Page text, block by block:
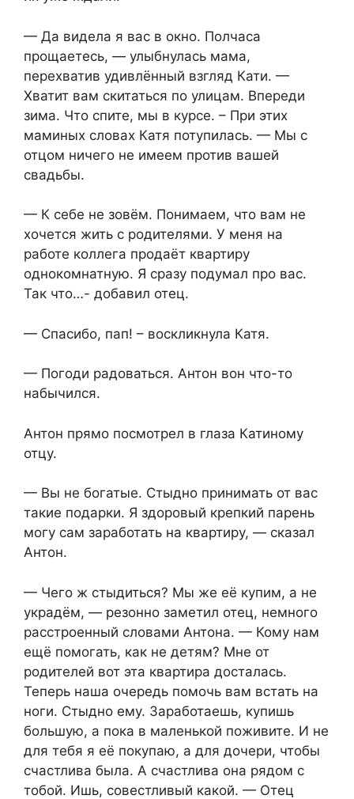
— Да видела я вас в окно. Полчаса
прощаетесь, — улыбнулась мама,
перехватив удивлённый взгляд Кати. —
Хватит вам скитаться по улицам. Впереди
зима. Что спите, мы в курсе. – При этих
маминых словах Катя потупилась. — Мы с
отцом ничего не имеем против вашей
свадьбы.
— К себе не зовём. Понимаем, что вам не
хочется жить с родителями. У меня на
работе коллега продаёт квартиру
однокомнатную. Я сразу подумал про вас.
Так что…- добавил отец.
— Спасибо, пап! – воскликнула Катя.
— Погоди радоваться. Антон вон что-то
набычился.
Антон прямо посмотрел в глаза Катиному
отцу.
— Вы не богатые. Стыдно принимать от вас
такие подарки. Я здоровый крепкий парень
могу сам заработать на квартиру, — сказал
Антон.
— Чего ж стыдиться? Мы же её купим, а не
украдём, — резонно заметил отец, немного
расстроенный словами Антона. — Кому нам
ещё помогать, как не детям? Мне от
родителей вот эта квартира досталась.
Теперь наша очередь помочь вам встать на
ноги. Стыдно ему. Заработаешь, купишь
большую, а пока в маленькой поживите. И не
для тебя я её покупаю, а для дочери, чтобы
счастлива была. А счастлива она рядом с
тобой. Ишь, совестливый какой. — Отец